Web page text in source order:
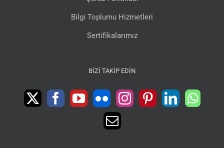
Bilgi Toplumu Hizmetleri
Sertifikalarımız
BIZI TAKIP EDIN